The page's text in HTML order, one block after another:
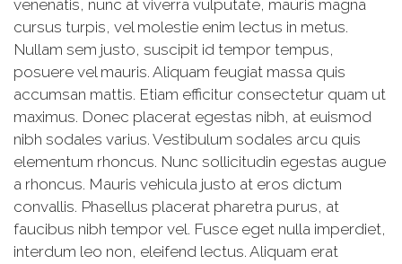
venenatis, nunc at viverra vulputate, mauris magna
cursus turpis, vel molestie enim lectus in metus.
Nullam sem justo, suscipit id tempor tempus,
posuere vel mauris. Aliquam feugiat massa quis
accumsan mattis. Etiam efficitur consectetur quam ut
maximus. Donec placerat egestas nibh, at euismod
nibh sodales varius. Vestibulum sodales arcu quis
elementum rhoncus. Nunc sollicitudin egestas augue
a rhoncus. Mauris vehicula justo at eros dictum
convallis. Phasellus placerat pharetra purus, at
faucibus nibh tempor vel. Fusce eget nulla imperdiet,
interdum leo non, eleifend lectus. Aliquam erat